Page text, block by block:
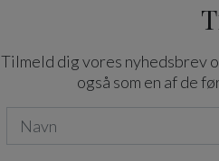
Tilmeld dig vores nyhedsbrev
også som en af de